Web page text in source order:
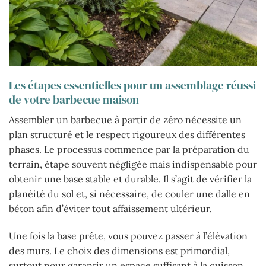
Les étapes essentielles pour un assemblage réussi
de votre barbecue maison
Assembler un barbecue à partir de zéro nécessite un
plan structuré et le respect rigoureux des différentes
phases. Le processus commence par la préparation du
terrain, étape souvent négligée mais indispensable pour
obtenir une base stable et durable. Il s’agit de vérifier la
planéité du sol et, si nécessaire, de couler une dalle en
béton afin d’éviter tout affaissement ultérieur.
Une fois la base prête, vous pouvez passer à l’élévation
des murs. Le choix des dimensions est primordial,